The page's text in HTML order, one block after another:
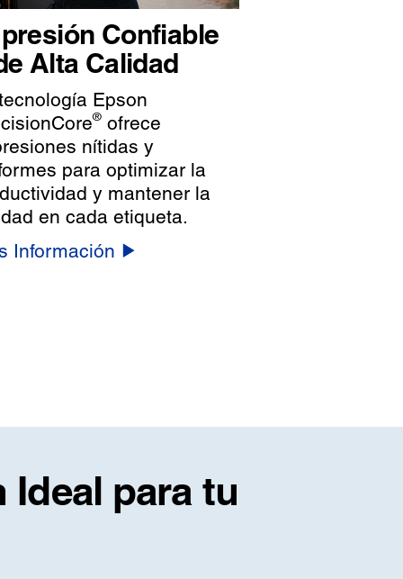
Confiable
Alta Calidad
Epson
®ofrece
nítidas y
para optimizar la
y mantener la
en cada etiqueta.
Información
Ideal para tu